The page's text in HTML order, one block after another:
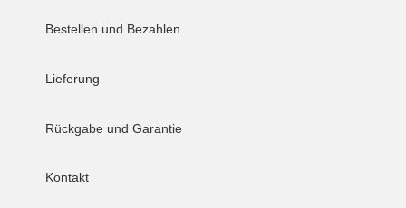
Bestellen und Bezahlen
Lieferung
Rückgabe und Garantie
Kontakt